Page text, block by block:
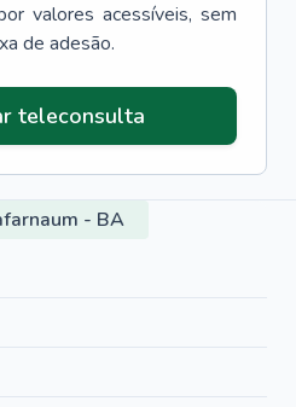
valores acessíveis, sem
de adesão.
teleconsulta
- BA